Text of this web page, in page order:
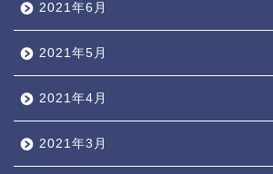
2021年6月
2021年5月
2021年4月
2021年3月